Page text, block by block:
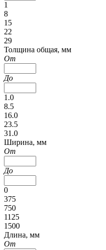
1
8
15
22
29
Толщина общая, мм
От
До
1.0
8.5
16.0
23.5
31.0
Ширина, мм
От
До
0
375
750
1125
1500
Длина, мм
От